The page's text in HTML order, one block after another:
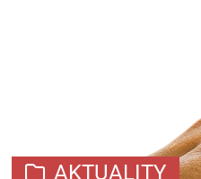
AKTUALITY